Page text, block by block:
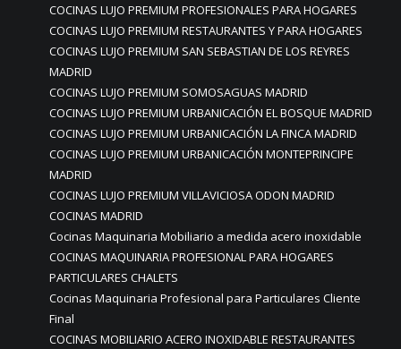
COCINAS LUJO PREMIUM PROFESIONALES PARA HOGARES
COCINAS LUJO PREMIUM RESTAURANTES Y PARA HOGARES
COCINAS LUJO PREMIUM SAN SEBASTIAN DE LOS REYRES
MADRID
COCINAS LUJO PREMIUM SOMOSAGUAS MADRID
COCINAS LUJO PREMIUM URBANICACIÓN EL BOSQUE MADRID
COCINAS LUJO PREMIUM URBANICACIÓN LA FINCA MADRID
COCINAS LUJO PREMIUM URBANICACIÓN MONTEPRINCIPE
MADRID
COCINAS LUJO PREMIUM VILLAVICIOSA ODON MADRID
COCINAS MADRID
Cocinas Maquinaria Mobiliario a medida acero inoxidable
COCINAS MAQUINARIA PROFESIONAL PARA HOGARES
PARTICULARES CHALETS
Cocinas Maquinaria Profesional para Particulares Cliente
Final
COCINAS MOBILIARIO ACERO INOXIDABLE RESTAURANTES